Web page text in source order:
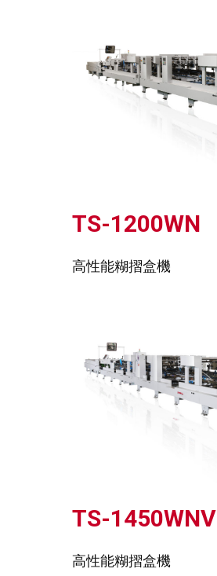
TS-1200WN
高性能糊摺盒機
TS-1450WNV
高性能糊摺盒機